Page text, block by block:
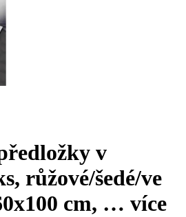
v
růžové/šedé/ve
cm, … více